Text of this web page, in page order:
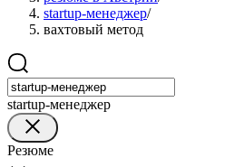
startup-менеджер/
вахтовый метод
startup-менеджер
Резюме